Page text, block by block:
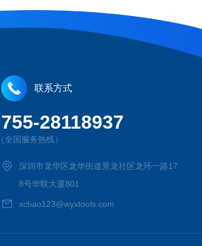
联系方式
755-28118937
（全国服务热线）
深圳市龙华区龙华街道景龙社区龙环一路17
8号华联大厦801
xcbao123@wyxtools.com